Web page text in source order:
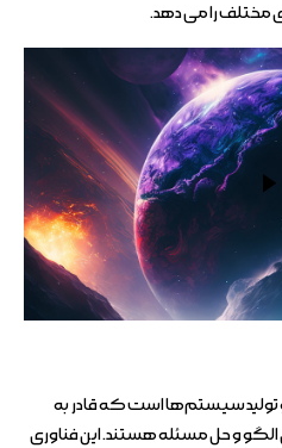
مختلف را می دهد.
سیستم‌ها است که قادر به
و حل مسئله هستند. این فناوری